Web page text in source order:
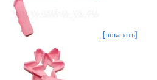
[показать]